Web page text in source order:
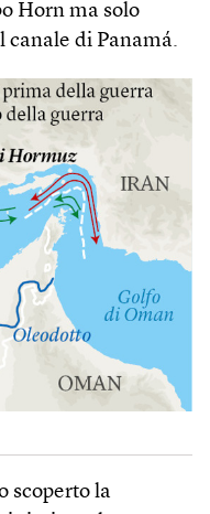
Horn ma solo
di Panamá.
scoperto la